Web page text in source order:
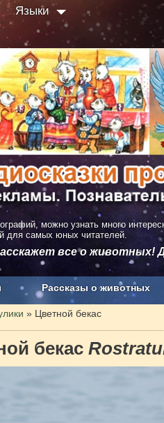
Языки
можно узнать много
для самых юных читателей.
все о животных!
Рассказы о животных
О проекте
» Цветной бекас
бекас